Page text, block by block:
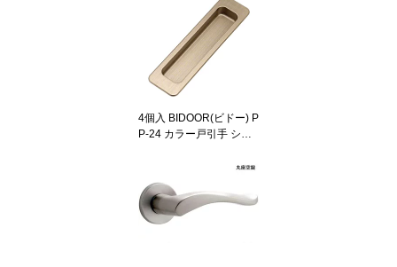
4個入 BIDOOR(ビドー) P
P-24 カラー戸引手 シャ